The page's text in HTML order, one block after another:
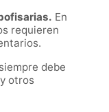
En
requieren
debe
otros